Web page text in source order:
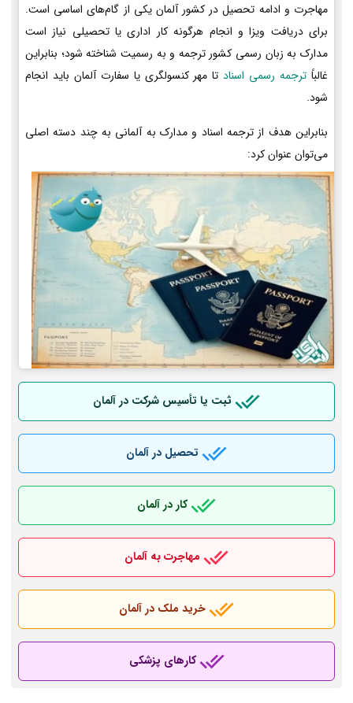
مهاجرت و ادامه تحصیل در کشور آلمان یکی از گام‌های اساسی است.
برای دریافت ویزا و انجام هرگونه کار اداری یا تحصیلی نیاز است
مدارک به زبان رسمی کشور ترجمه و به رسمیت شناخته شود؛ بنابراین
غالباً ترجمه رسمی اسنادتا مهر کنسولگری یا سفارت آلمان باید انجام
شود.
بنابراین هدف از ترجمه اسناد و مدارک به آلمانی به چند دسته اصلی
می‌توان عنوان کرد:
ثبت یا تأسیس شرکت در آلمان
تحصیل در آلمان
کار در آلمان
مهاجرت به آلمان
خرید ملک در آلمان
کارهای پزشکی